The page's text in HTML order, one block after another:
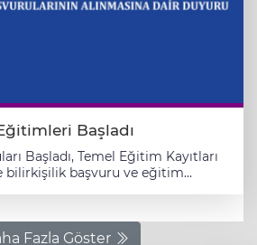
Başladı
Başladı, Temel Eğitim Kayıtları
platformu üzerinden yapılan
katkı sunmak isteyen uzmanlar
Fazla Göster